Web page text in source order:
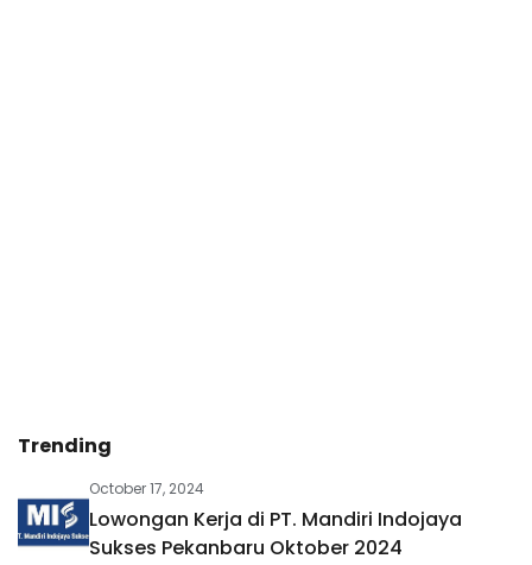
Trending
October 17, 2024
Lowongan Kerja di PT. Mandiri Indojaya
Sukses Pekanbaru Oktober 2024